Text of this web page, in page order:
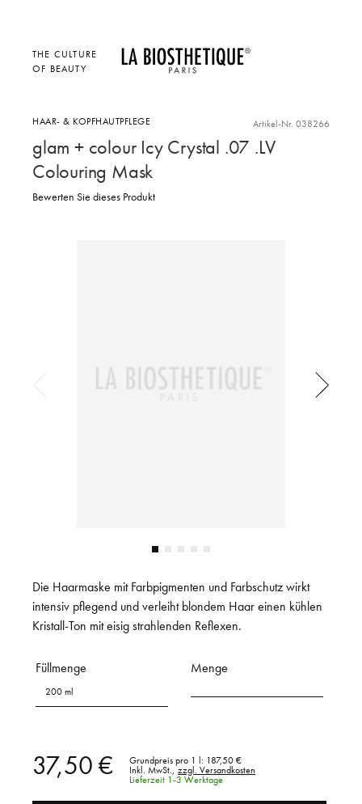
THE CULTURE
OF BEAUTY
HAAR- & KOPFHAUTPFLEGE Artikel-Nr. 038266
glam + colour Icy Crystal .07 .LV
Colouring Mask
Bewerten Sie dieses Produkt
Die Haarmaske mit Farbpigmenten und Farbschutz wirkt
intensiv pflegend und verleiht blondem Haar einen kühlen
Kristall-Ton mit eisig strahlenden Reflexen.
Füllmenge
200 ml
Menge
37,50 € Grundpreis pro 1 l: 187,50 €
Inkl. MwSt.,
zzgl. Versandkosten
Lieferzeit 1-3 Werktage